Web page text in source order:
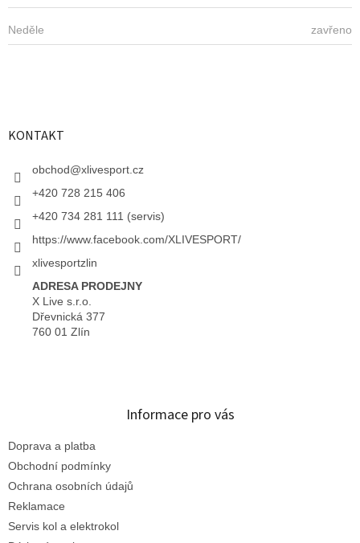
Neděle zavřeno
KONTAKT
obchod@xlivesport.cz
+420 728 215 406
+420 734 281 111 (servis)
https://www.facebook.com/XLIVESPORT/
xlivesportzlin
ADRESA PRODEJNY
X Live s.r.o.
Dřevnická 377
760 01 Zlín
Informace pro vás
Doprava a platba
Obchodní podmínky
Ochrana osobních údajů
Reklamace
Servis kol a elektrokol